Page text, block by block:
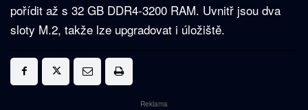
pořídit až s 32 GB DDR4-3200 RAM. Uvnitř jsou dva
sloty M.2, takže lze upgradovat i úložiště.
Reklama